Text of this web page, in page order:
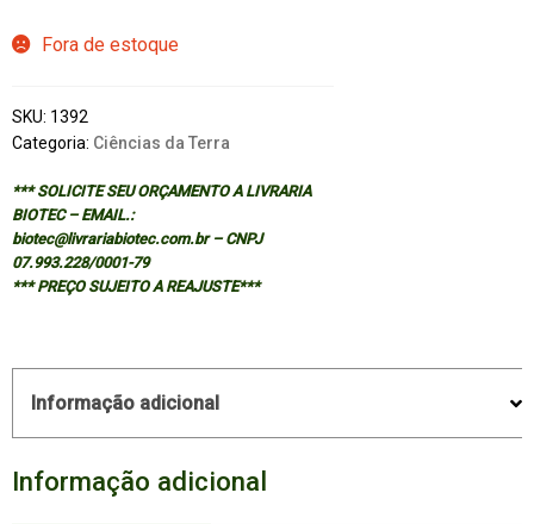
Fora de estoque
SKU: 1392
Categoria: Ciências da Terra
*** SOLICITE SEU ORÇAMENTO A LIVRARIA
BIOTEC – EMAIL.:
biotec@livrariabiotec.com.br – CNPJ
07.993.228/0001-79
*** PREÇO SUJEITO A REAJUSTE***
Informação adicional
Informação adicional